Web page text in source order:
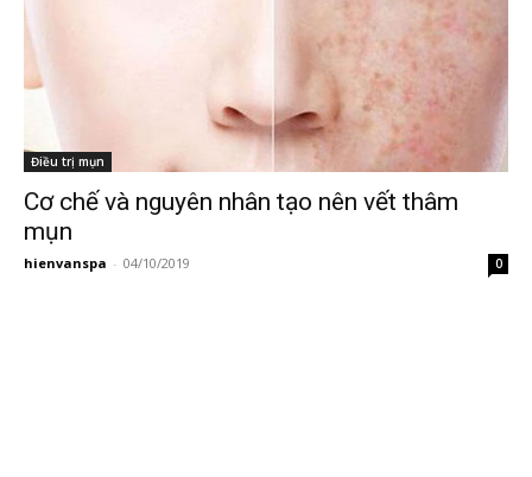
Điều trị mụn
Cơ chế và nguyên nhân tạo nên vết thâm
mụn
hienvanspa - 04/10/2019 0